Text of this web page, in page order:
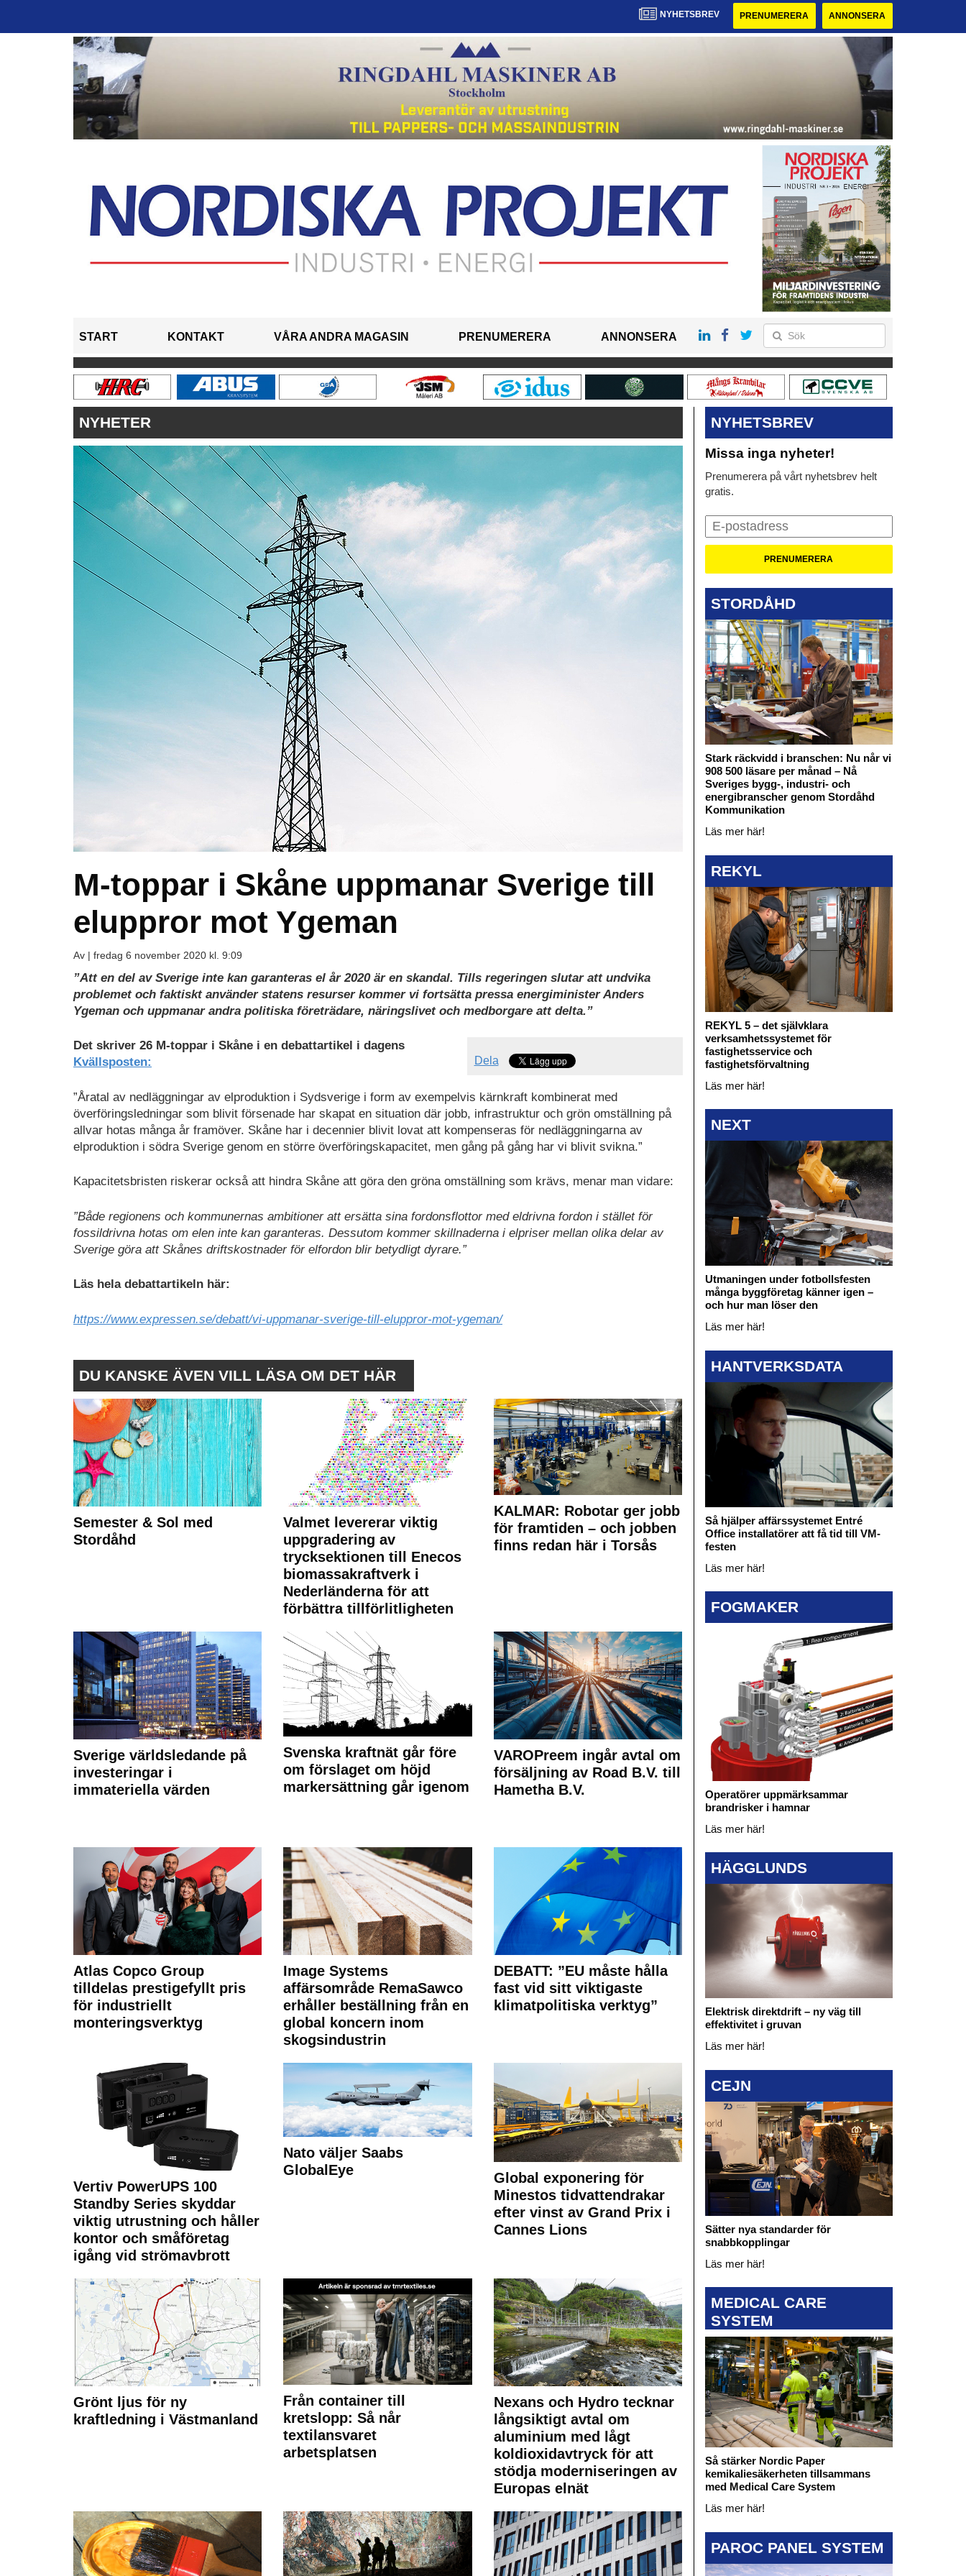
NYHETSBREV PRENUMERERA ANNONSERA
START KONTAKT VÅRA ANDRA MAGASIN PRENUMERERA ANNONSERA
NYHETER
M-toppar i Skåne uppmanar Sverige till
eluppror mot Ygeman
Av | fredag 6 november 2020 kl. 9:09
”Att en del av Sverige inte kan garanteras el år 2020 är en skandal. Tills regeringen slutar att undvika
problemet och faktiskt använder statens resurser kommer vi fortsätta pressa energiminister Anders
Ygeman och uppmanar andra politiska företrädare, näringslivet och medborgare att delta.”
Dela
Det skriver 26 M-toppar i Skåne i en debattartikel i dagens
Kvällsposten:
”Åratal av nedläggningar av elproduktion i Sydsverige i form av exempelvis kärnkraft kombinerat med
överföringsledningar som blivit försenade har skapat en situation där jobb, infrastruktur och grön omställning på
allvar hotas många år framöver. Skåne har i decennier blivit lovat att kompenseras för nedläggningarna av
elproduktion i södra Sverige genom en större överföringskapacitet, men gång på gång har vi blivit svikna.”
Kapacitetsbristen riskerar också att hindra Skåne att göra den gröna omställning som krävs, menar man vidare:
”Både regionens och kommunernas ambitioner att ersätta sina fordonsflottor med eldrivna fordon i stället för
fossildrivna hotas om elen inte kan garanteras. Dessutom kommer skillnaderna i elpriser mellan olika delar av
Sverige göra att Skånes driftskostnader för elfordon blir betydligt dyrare.”
Läs hela debattartikeln här:
https://www.expressen.se/debatt/vi-uppmanar-sverige-till-eluppror-mot-ygeman/
DU KANSKE ÄVEN VILL LÄSA OM DET HÄR
Semester & Sol med
Stordåhd
Valmet levererar viktig
uppgradering av
trycksektionen till Enecos
biomassakraftverk i
Nederländerna för att
förbättra tillförlitligheten
KALMAR: Robotar ger jobb
för framtiden – och jobben
finns redan här i Torsås
Sverige världsledande på
investeringar i
immateriella värden
Svenska kraftnät går före
om förslaget om höjd
markersättning går igenom
VAROPreem ingår avtal om
försäljning av Road B.V. till
Hametha B.V.
Atlas Copco Group
tilldelas prestigefyllt pris
för industriellt
monteringsverktyg
Image Systems
affärsområde RemaSawco
erhåller beställning från en
global koncern inom
skogsindustrin
DEBATT: ”EU måste hålla
fast vid sitt viktigaste
klimatpolitiska verktyg”
Vertiv PowerUPS 100
Standby Series skyddar
viktig utrustning och håller
kontor och småföretag
igång vid strömavbrott
Nato väljer Saabs
GlobalEye
Global exponering för
Minestos tidvattendrakar
efter vinst av Grand Prix i
Cannes Lions
Grönt ljus för ny
kraftledning i Västmanland
Från container till
kretslopp: Så når
textilansvaret
arbetsplatsen
Nexans och Hydro tecknar
långsiktigt avtal om
aluminium med lågt
koldioxidavtryck för att
stödja moderniseringen av
Europas elnät
NYHETSBREV
Missa inga nyheter!
Prenumerera på vårt nyhetsbrev helt
gratis.
STORDÅHD
Stark räckvidd i branschen: Nu når vi
908 500 läsare per månad – Nå
Sveriges bygg-, industri- och
energibranscher genom Stordåhd
Kommunikation
Läs mer här!
REKYL
REKYL 5 – det självklara
verksamhetssystemet för
fastighetsservice och
fastighetsförvaltning
Läs mer här!
NEXT
Utmaningen under fotbollsfesten
många byggföretag känner igen –
och hur man löser den
Läs mer här!
HANTVERKSDATA
Så hjälper affärssystemet Entré
Office installatörer att få tid till VM-
festen
Läs mer här!
FOGMAKER
Operatörer uppmärksammar
brandrisker i hamnar
Läs mer här!
HÄGGLUNDS
Elektrisk direktdrift – ny väg till
effektivitet i gruvan
Läs mer här!
CEJN
Sätter nya standarder för
snabbkopplingar
Läs mer här!
MEDICAL CARE
SYSTEM
Så stärker Nordic Paper
kemikaliesäkerheten tillsammans
med Medical Care System
Läs mer här!
PAROC PANEL SYSTEM